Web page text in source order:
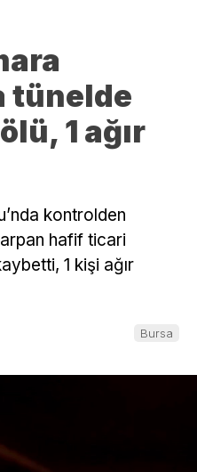
tünelde
1 ağır
kontrolden
hafif ticari
1 kişi ağır
Bursa